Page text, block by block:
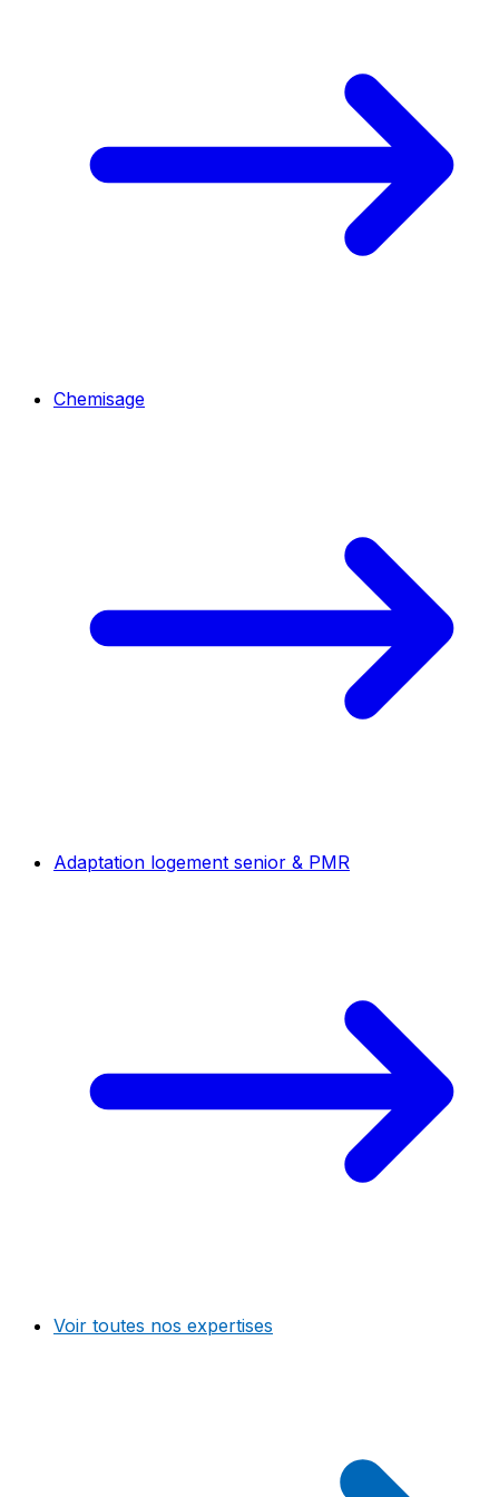
Chemisage
Adaptation logement senior & PMR
Voir toutes nos expertises